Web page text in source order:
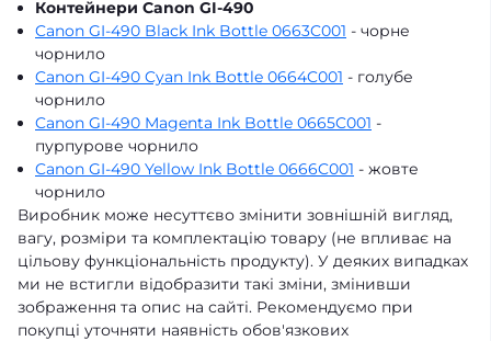
Контейнери Canon GI-490
Canon GI-490 Black Ink Bottle 0663C001 - чорне
чорнило
Canon GI-490 Cyan Ink Bottle 0664C001 - голубе
чорнило
Canon GI-490 Magenta Ink Bottle 0665C001 -
пурпурове чорнило
Canon GI-490 Yellow Ink Bottle 0666C001 - жовте
чорнило
Виробник може несуттєво змінити зовнішній вигляд,
вагу, розміри та комплектацію товару (не впливає на
цільову функціональність продукту). У деяких випадках
ми не встигли відобразити такі зміни, змінивши
зображення та опис на сайті. Рекомендуємо при
покупці уточняти наявність обов'язкових